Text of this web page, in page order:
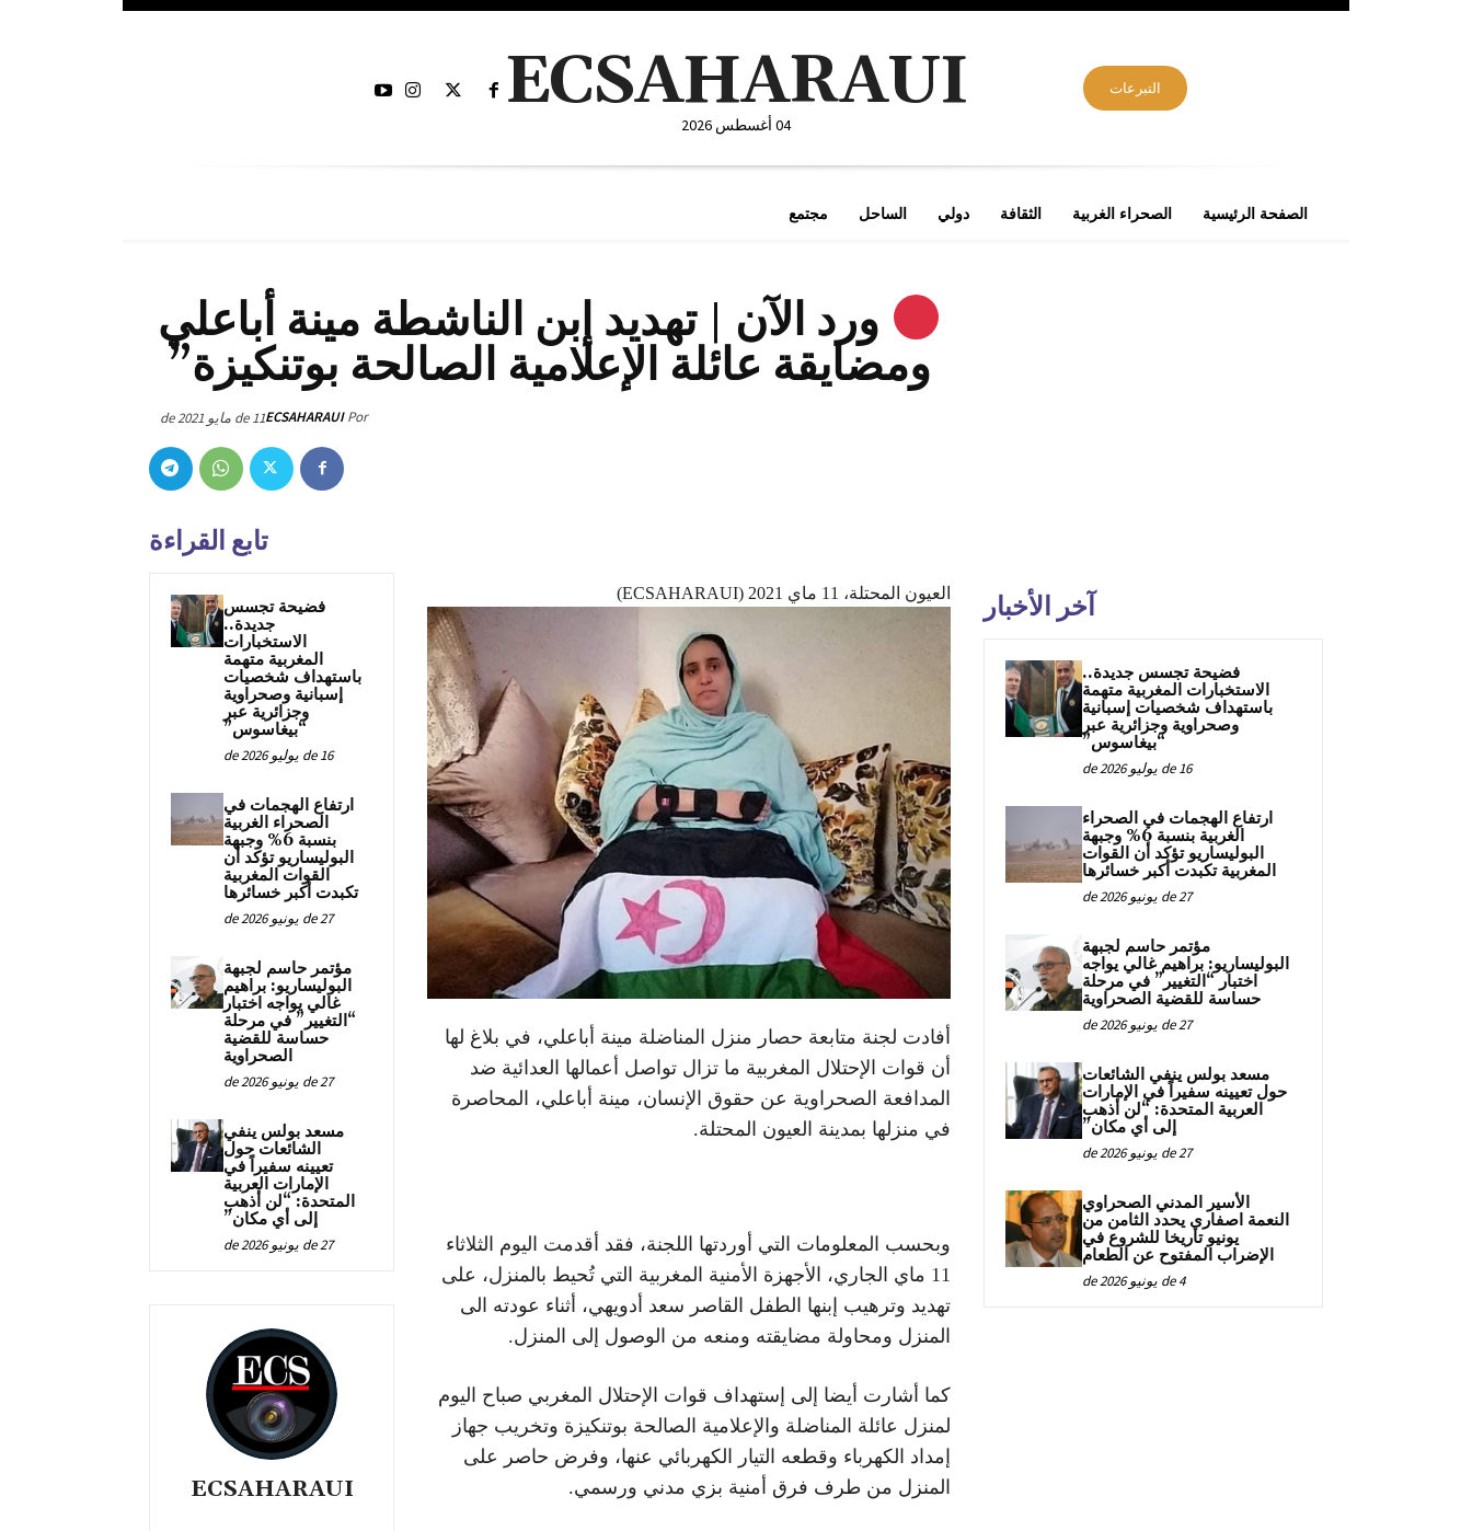
التبرعات ECSAHARAUI
04 أغسطس 2026
الصفحة الرئيسية الصحراء الغربية الثقافة دولي الساحل مجتمع
ورد الآن | تهديد إبن الناشطة مينة أباعلي
ومضايقة عائلة الإعلامية الصالحة بوتنكيزة”
Por
ECSAHARAUI11 de مايو de 2021
تابع القراءة
فضيحة تجسس
جديدة..
الاستخبارات
المغربية متهمة
باستهداف شخصيات
إسبانية وصحراوية
وجزائرية عبر
“بيغاسوس”
16 de يوليو de 2026
ارتفاع الهجمات في
الصحراء الغربية
بنسبة 6% وجبهة
البوليساريو تؤكد أن
القوات المغربية
تكبدت أكبر خسائرها
27 de يونيو de 2026
مؤتمر حاسم لجبهة
البوليساريو: براهيم
غالي يواجه اختبار
“التغيير” في مرحلة
حساسة للقضية
الصحراوية
27 de يونيو de 2026
مسعد بولس ينفي
الشائعات حول
تعيينه سفيراً في
الإمارات العربية
المتحدة: “لن أذهب
إلى أي مكان”
27 de يونيو de 2026
ECSAHARAUI
العيون المحتلة، 11 ماي 2021 (ECSAHARAUI)
أفادت لجنة متابعة حصار منزل المناضلة مينة أباعلي، في بلاغ لها
أن قوات الإحتلال المغربية ما تزال تواصل أعمالها العدائية ضد
المدافعة الصحراوية عن حقوق الإنسان، مينة أباعلي، المحاصرة
في منزلها بمدينة العيون المحتلة.
وبحسب المعلومات التي أوردتها اللجنة، فقد أقدمت اليوم الثلاثاء
11 ماي الجاري، الأجهزة الأمنية المغربية التي تُحيط بالمنزل، على
تهديد وترهيب إبنها الطفل القاصر سعد أدويهي، أثناء عودته الى
المنزل ومحاولة مضايقته ومنعه من الوصول إلى المنزل.
كما أشارت أيضا إلى إستهداف قوات الإحتلال المغربي صباح اليوم
لمنزل عائلة المناضلة والإعلامية الصالحة بوتنكيزة وتخريب جهاز
إمداد الكهرباء وقطعه التيار الكهربائي عنها، وفرض حاصر على
المنزل من طرف فرق أمنية بزي مدني ورسمي.
آخر الأخبار
فضيحة تجسس جديدة..
الاستخبارات المغربية متهمة
باستهداف شخصيات إسبانية
وصحراوية وجزائرية عبر
“بيغاسوس”
16 de يوليو de 2026
ارتفاع الهجمات في الصحراء
الغربية بنسبة 6% وجبهة
البوليساريو تؤكد أن القوات
المغربية تكبدت أكبر خسائرها
27 de يونيو de 2026
مؤتمر حاسم لجبهة
البوليساريو: براهيم غالي يواجه
اختبار “التغيير” في مرحلة
حساسة للقضية الصحراوية
27 de يونيو de 2026
مسعد بولس ينفي الشائعات
حول تعيينه سفيراً في الإمارات
العربية المتحدة: “لن أذهب
إلى أي مكان”
27 de يونيو de 2026
الأسير المدني الصحراوي
النعمة اصفاري يحدد الثامن من
يونيو تاريخا للشروع في
الإضراب المفتوح عن الطعام
4 de يونيو de 2026